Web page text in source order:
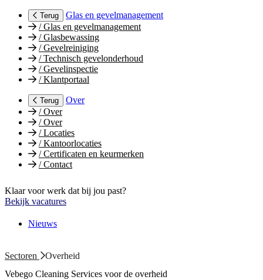
Terug
Glas en gevelmanagement
/Glas en gevelmanagement
/Glasbewassing
/Gevelreiniging
/Technisch gevelonderhoud
/Gevelinspectie
/Klantportaal
Terug
Over
/Over
/Over
/Locaties
/Kantoorlocaties
/Certificaten en keurmerken
/Contact
Klaar voor werk dat bij jou past?
Bekijk vacatures
Nieuws
Sectoren
Overheid
Vebego Cleaning Services voor de overheid